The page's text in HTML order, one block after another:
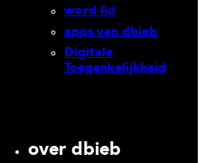
word lid
apps van dbieb
Digitale
Toegankelijkheid
over dbieb